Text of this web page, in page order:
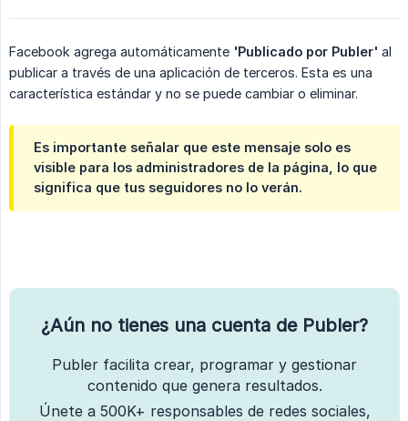
Facebook agrega automáticamente 'Publicado por Publer' al
publicar a través de una aplicación de terceros. Esta es una
característica estándar y no se puede cambiar o eliminar.
Es importante señalar que este mensaje solo es
visible para los administradores de la página, lo que
significa que tus seguidores no lo verán.
¿Aún no tienes una cuenta de Publer?
Publer facilita crear, programar y gestionar
contenido que genera resultados.
Únete a 500K+ responsables de redes sociales,